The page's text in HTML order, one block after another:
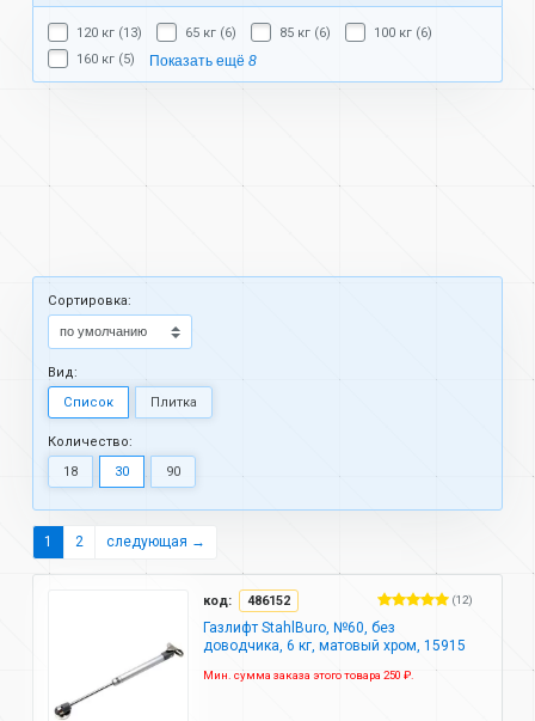
120 кг (13) 65 кг (6) 85 кг (6)
100 кг (6)
160 кг (5)
Показать ещё 8
Cортировка:
Вид:
Список
Плитка
Количество:
18
30 90
1 2 следующая →
код: 486152 (12)
Газлифт StahlBuro, №60, без
доводчика, 6 кг, матовый хром, 15915
Мин. сумма заказа этого товара 250 ₽.